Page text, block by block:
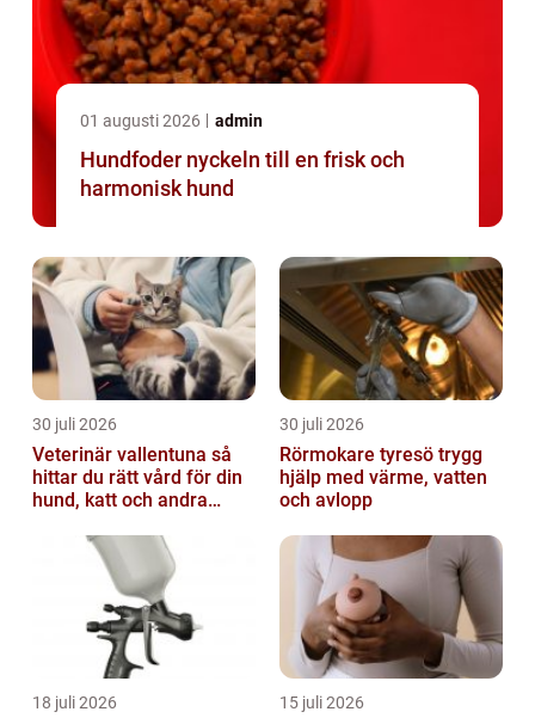
01 augusti 2026 admin
Hundfoder nyckeln till en frisk och
harmonisk hund
30 juli 2026
Veterinär vallentuna så
hittar du rätt vård för din
hund, katt och andra
30 juli 2026
Rörmokare tyresö trygg
hjälp med värme, vatten
och avlopp
18 juli 2026 15 juli 2026